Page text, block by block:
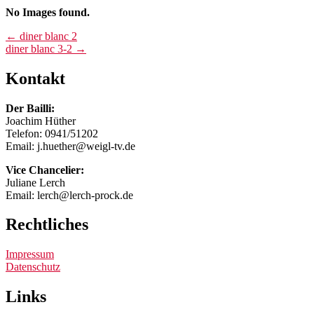
No Images found.
Post
navigation
← diner blanc 2
diner blanc 3-2 →
Kontakt
Der Bailli:
Joachim Hüther
Telefon: 0941/51202
Email: j.huether@weigl-tv.de
Vice Chancelier:
Juliane Lerch
Email: lerch@lerch-prock.de
Rechtliches
Impressum
Datenschutz
Links